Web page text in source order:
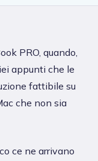
PRO, quando,
appunti che le
fattibile su
che non sia
ce ne arrivano